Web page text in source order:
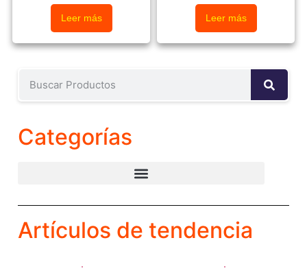
Categorías
Artículos de tendencia
Leer más Leer más